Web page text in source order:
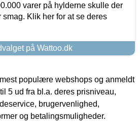
varer på hylderne skulle der
Klik her for at se deres
på Wattoo.dk
populære webshops og anmeldt
5 ud fra bl.a. deres prisniveau,
brugervenlighed,
og betalingsmuligheder.